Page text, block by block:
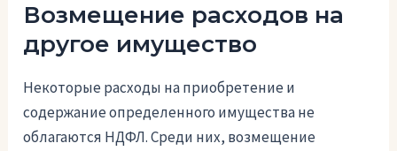
Возмещение расходов на
другое имущество
Некоторые расходы на приобретение и
содержание определенного имущества не
облагаются НДФЛ. Среди них, возмещение